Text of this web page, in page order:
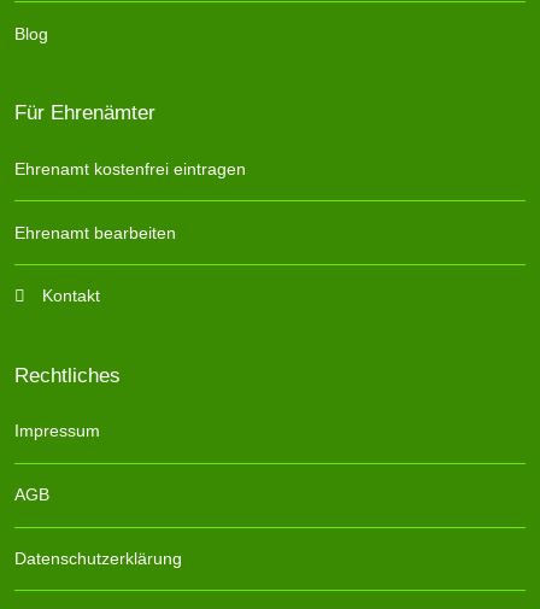
Blog
Für Ehrenämter
Ehrenamt kostenfrei eintragen
Ehrenamt bearbeiten
Kontakt
Rechtliches
Impressum
AGB
Datenschutzerklärung